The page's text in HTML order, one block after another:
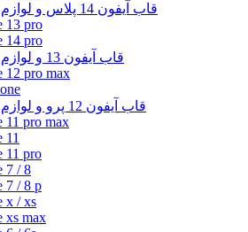
قاب آیفون 14 پلاس و لوازم جانبی
13 pro
14 pro
قاب آیفون 13 و لوازم جانبی
12 pro max
قاب آیفون 12 پرو و لوازم جانبی
11 pro max
11
11 pro
7 / 8
7 / 8 p
x / xs
xs max